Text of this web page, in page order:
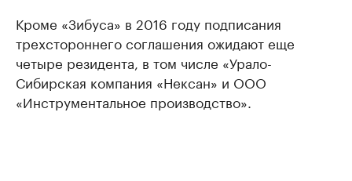
Кроме «Зибуса» в 2016 году подписания
трехстороннего соглашения ожидают еще
четыре резидента, в том числе «Урало-
Сибирская компания «Нексан» и ООО
«Инструментальное производство».